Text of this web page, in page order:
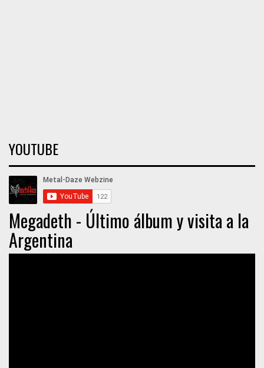
YOUTUBE
Megadeth - Último álbum y visita a la
Argentina